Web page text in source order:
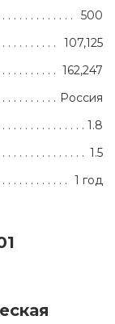
500
107,125
162,247
Россия
1.8
1.5
1 год